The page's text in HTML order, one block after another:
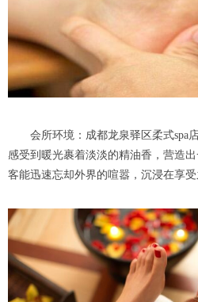
会所环境：成都龙泉驿区柔式spa
感受到暖光裹着淡淡的精油香，营造
客能迅速忘却外界的喧嚣，沉浸在享受